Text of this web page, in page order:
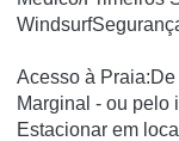
Acesso à
Marginal - ou pelo
Estacionar em